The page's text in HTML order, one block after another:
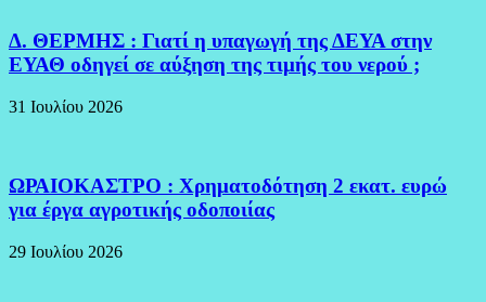
Δ. ΘΕΡΜΗΣ : Γιατί η υπαγωγή της ΔΕΥΑ στην
ΕΥΑΘ οδηγεί σε αύξηση της τιμής του νερού ;
31 Ιουλίου 2026
ΩΡΑΙΟΚΑΣΤΡΟ : Χρηματοδότηση 2 εκατ. ευρώ
για έργα αγροτικής οδοποιίας
29 Ιουλίου 2026